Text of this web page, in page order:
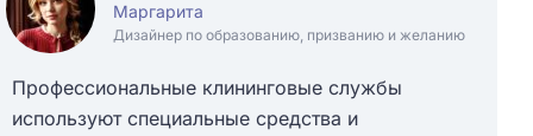
Маргарита
Дизайнер по образованию, призванию и желанию
Профессиональные клининговые службы
используют специальные средства и